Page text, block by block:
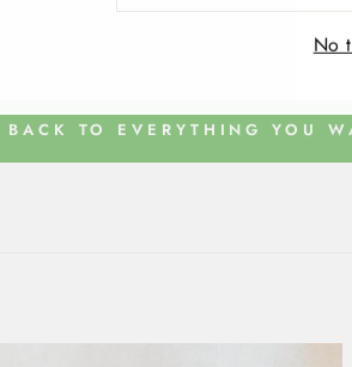
BACK TO EVERYTHING YOU
ADDRESS
No